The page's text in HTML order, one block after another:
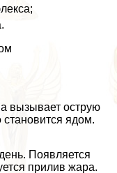
вызывает острую
становится ядом.
Появляется
прилив жара.